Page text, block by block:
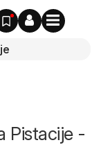
Pistacije -